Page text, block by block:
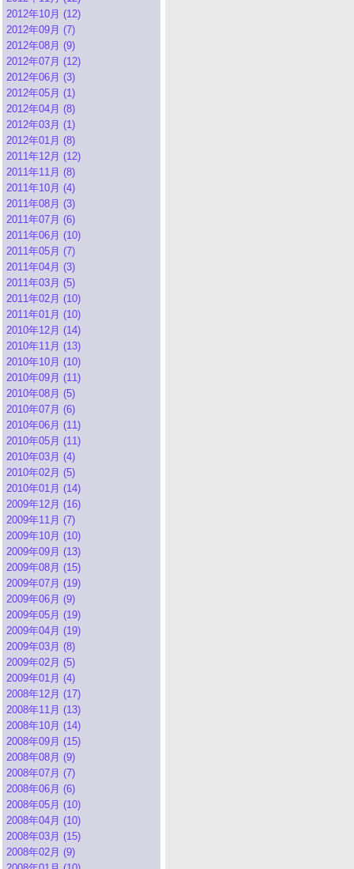
2012年10月 (12)
2012年09月 (7)
2012年08月 (9)
2012年07月 (12)
2012年06月 (3)
2012年05月 (1)
2012年04月 (8)
2012年03月 (1)
2012年01月 (8)
2011年12月 (12)
2011年11月 (8)
2011年10月 (4)
2011年08月 (3)
2011年07月 (6)
2011年06月 (10)
2011年05月 (7)
2011年04月 (3)
2011年03月 (5)
2011年02月 (10)
2011年01月 (10)
2010年12月 (14)
2010年11月 (13)
2010年10月 (10)
2010年09月 (11)
2010年08月 (5)
2010年07月 (6)
2010年06月 (11)
2010年05月 (11)
2010年03月 (4)
2010年02月 (5)
2010年01月 (14)
2009年12月 (16)
2009年11月 (7)
2009年10月 (10)
2009年09月 (13)
2009年08月 (15)
2009年07月 (19)
2009年06月 (9)
2009年05月 (19)
2009年04月 (19)
2009年03月 (8)
2009年02月 (5)
2009年01月 (4)
2008年12月 (17)
2008年11月 (13)
2008年10月 (14)
2008年09月 (15)
2008年08月 (9)
2008年07月 (7)
2008年06月 (6)
2008年05月 (10)
2008年04月 (10)
2008年03月 (15)
2008年02月 (9)